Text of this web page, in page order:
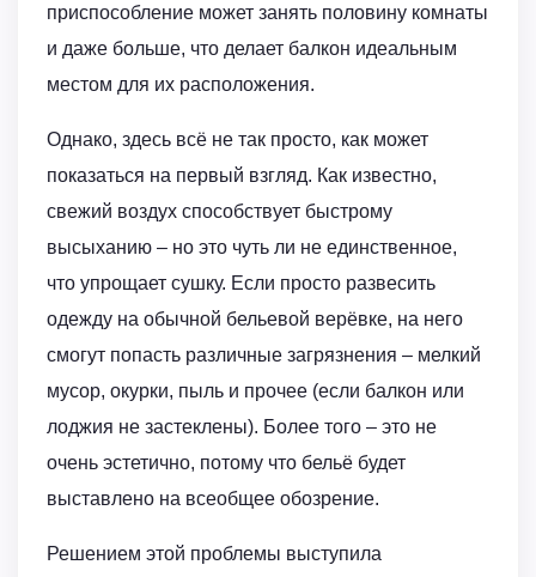
приспособление может занять половину комнаты
и даже больше, что делает балкон идеальным
местом для их расположения.
Однако, здесь всё не так просто, как может
показаться на первый взгляд. Как известно,
свежий воздух способствует быстрому
высыханию – но это чуть ли не единственное,
что упрощает сушку. Если просто развесить
одежду на обычной бельевой верёвке, на него
смогут попасть различные загрязнения – мелкий
мусор, окурки, пыль и прочее (если балкон или
лоджия не застеклены). Более того – это не
очень эстетично, потому что бельё будет
выставлено на всеобщее обозрение.
Решением этой проблемы выступила